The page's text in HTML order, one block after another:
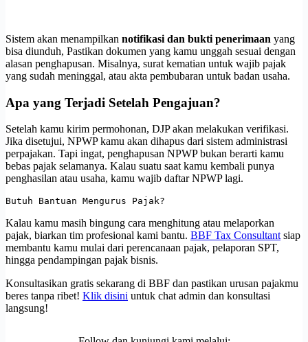
Sistem akan menampilkan notifikasi dan bukti penerimaan yang
bisa diunduh, Pastikan dokumen yang kamu unggah sesuai dengan
alasan penghapusan. Misalnya, surat kematian untuk wajib pajak
yang sudah meninggal, atau akta pembubaran untuk badan usaha.
Apa yang Terjadi Setelah Pengajuan?
Setelah kamu kirim permohonan, DJP akan melakukan verifikasi.
Jika disetujui, NPWP kamu akan dihapus dari sistem administrasi
perpajakan. Tapi ingat, penghapusan NPWP bukan berarti kamu
bebas pajak selamanya. Kalau suatu saat kamu kembali punya
penghasilan atau usaha, kamu wajib daftar NPWP lagi.
Butuh Bantuan Mengurus Pajak?
Kalau kamu masih bingung cara menghitung atau melaporkan
pajak, biarkan tim profesional kami bantu. BBF Tax Consultant siap
membantu kamu mulai dari perencanaan pajak, pelaporan SPT,
hingga pendampingan pajak bisnis.
Konsultasikan gratis sekarang di BBF dan pastikan urusan pajakmu
beres tanpa ribet! Klik disini untuk chat admin dan konsultasi
langsung!